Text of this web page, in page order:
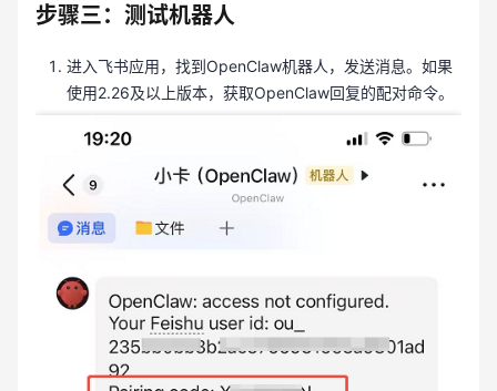
步骤三： 测试机器人
进入飞书应用，找到OpenClaw机器人，发送消息。如果
使用2.26及以上版本，获取OpenClaw回复的配对命令。